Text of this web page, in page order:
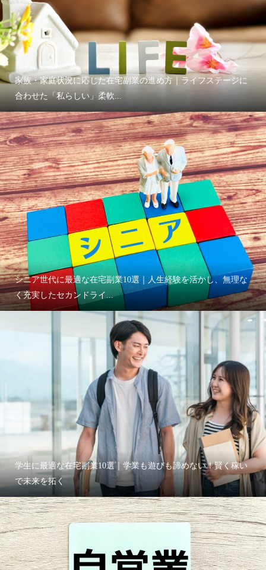
家族・家庭状況に応じた在宅副業の進め方｜ライフステージに
合わせた「私らしい」柔軟...
シニア世代に最適な在宅副業10選｜人生経験を活かし、無理な
く充実したセカンドライ...
学生に最適な在宅副業10選｜学業も遊びも諦めない！賢く稼い
で未来を拓く